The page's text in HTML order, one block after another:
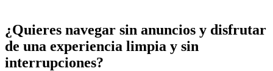
¿Quieres navegar sin anuncios y disfrutar
de una experiencia limpia y sin
interrupciones?